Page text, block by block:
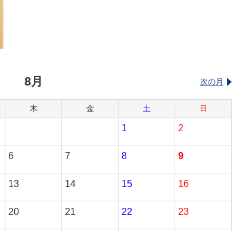
8月 次の月
木 金 土 日
1 2
6 7 8 9
13 14 15 16
20 21 22 23